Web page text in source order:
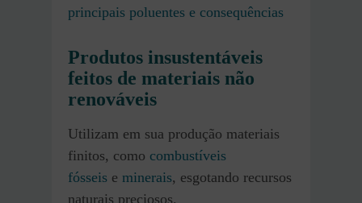
principais poluentes e consequências
Produtos insustentáveis
feitos de materiais não
renováveis
Utilizam em sua produção materiais
finitos, como combustíveis
fósseis e minerais, esgotando recursos
naturais preciosos.